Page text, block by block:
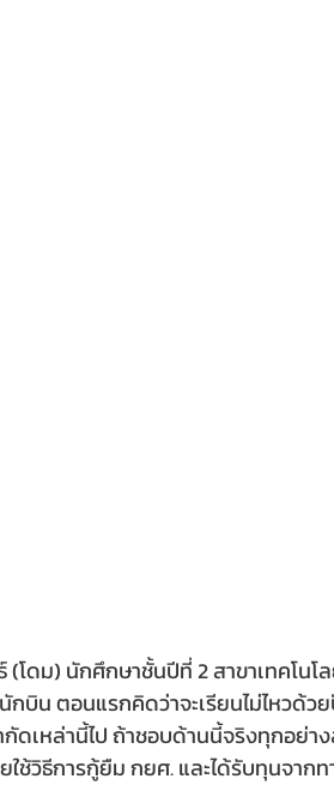
ดม) นักศึกษาชั้นปีที่ 2 สาขาเทคโนโ
บิน ตอนแรกคิดว่าจะเรียนไม่ไหวด้ว
ดเหล่านี้ไป ถ้าชอบด้านนี้จริงทุกอย่า
ใช้วิธีการกู้ยืม กยศ. และได้รับทุนจา